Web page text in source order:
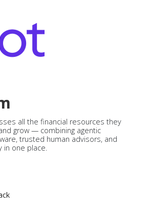
all the financial resources they
grow — combining agentic
trusted human advisors, and
in one place.